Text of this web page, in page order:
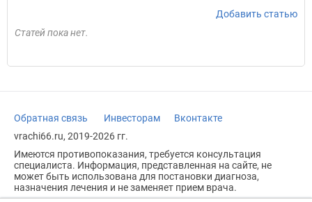
Добавить статью
Статей пока нет.
Обратная связь Инвесторам
Вконтакте
vrachi66.ru, 2019-2026 гг.
Имеются противопоказания, требуется консультация
специалиста. Информация, представленная на сайте, не
может быть использована для постановки диагноза,
назначения лечения и не заменяет прием врача.